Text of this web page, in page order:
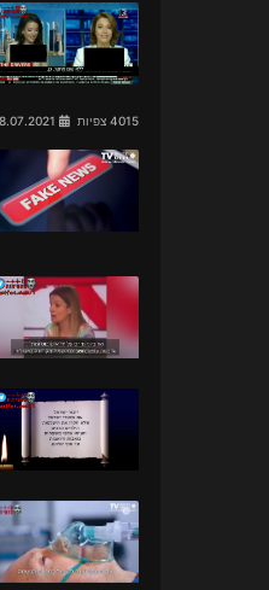
4015 צפיות